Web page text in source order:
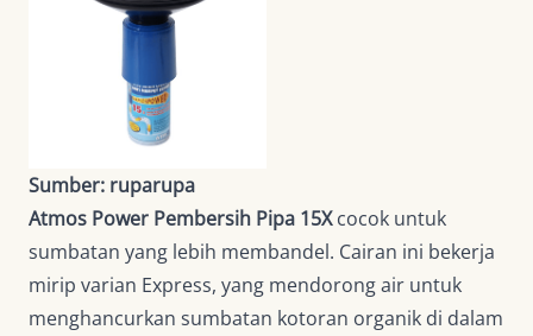
Sumber: ruparupa
Atmos Power Pembersih Pipa 15Xcocok untuk
sumbatan yang lebih membandel. Cairan ini bekerja
mirip varian Express, yang mendorong air untuk
menghancurkan sumbatan kotoran organik di dalam